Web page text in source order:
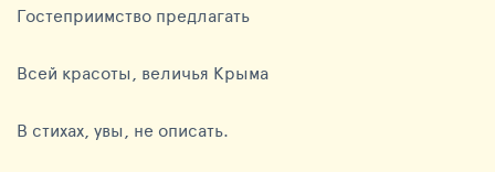
Гостеприимство предлагать
Всей красоты, величья Крыма
В стихах, увы, не описать.